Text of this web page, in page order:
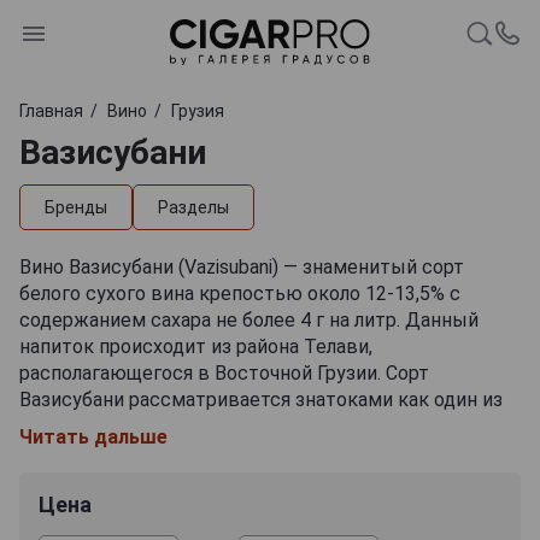
Главная Вино Грузия
Вазисубани
Бренды Разделы
Вино Вазисубани (Vazisubani) — знаменитый сорт
белого сухого вина крепостью около 12-13,5% с
содержанием сахара не более 4 г на литр. Данный
напиток происходит из района Телави,
располагающегося в Восточной Грузии. Сорт
Вазисубани рассматривается знатоками как один из
лучших вариантов белого грузинского вина,
предлагаемого в среднем ценовом сегменте.
История напитка началась в 1978 году, а в его основе
Читать дальше
Цена